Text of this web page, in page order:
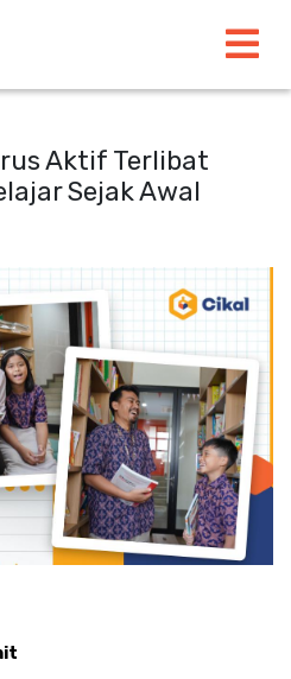
Aktif Terlibat
Sejak Awal